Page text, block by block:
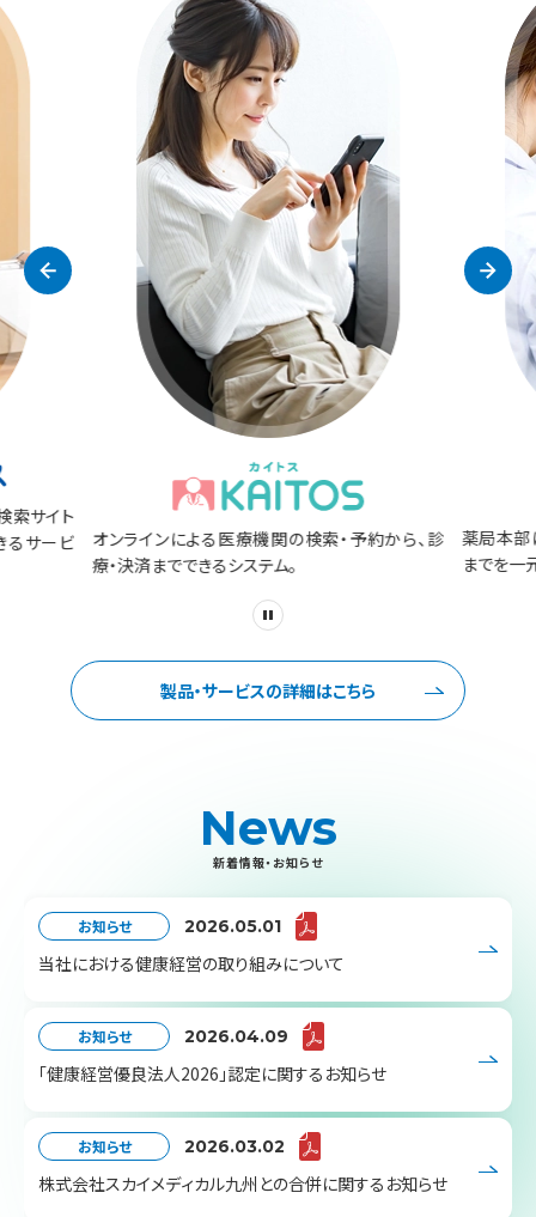
索サイト
るサービ
オンラインによる医療機関の検索・予約から、診
療・決済までできるシステム。
薬局本部
までを一
製品・サービスの詳細はこちら
News
新着情報・お知らせ
お知らせ 2026.05.01
当社における健康経営の取り組みについて
お知らせ 2026.04.09
「健康経営優良法人2026」認定に関するお知らせ
お知らせ 2026.03.02
株式会社スカイメディカル九州との合併に関するお知らせ